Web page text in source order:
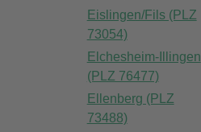
Eislingen/Fils (PLZ
73054)
Elchesheim-Illingen
(PLZ 76477)
Ellenberg (PLZ
73488)